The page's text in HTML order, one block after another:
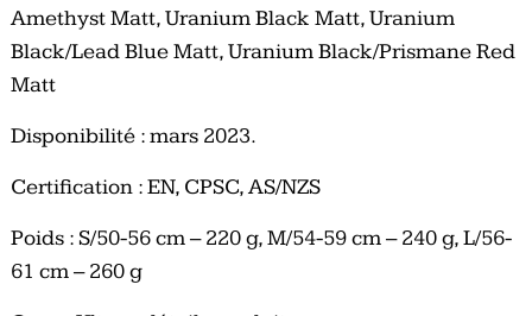
Amethyst Matt, Uranium Black Matt, Uranium
Black/Lead Blue Matt, Uranium Black/Prismane Red
Matt
Disponibilité : mars 2023.
Certification : EN, CPSC, AS/NZS
Poids : S/50-56 cm – 220 g, M/54-59 cm – 240 g, L/56-
61 cm – 260 g